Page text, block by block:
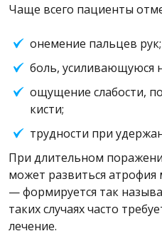
Чаще всего пациенты
онемение пальцев рук;
боль, усиливающуюся
ощущение слабости,
кисти;
трудности при
При длительном
может развиться
— формируется так
таких случаях часто
лечение.